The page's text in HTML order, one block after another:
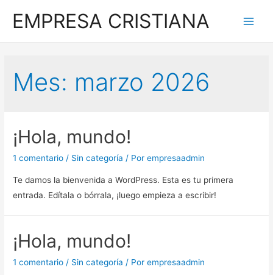
EMPRESA CRISTIANA
Mes: marzo 2026
¡Hola, mundo!
1 comentario / Sin categoría / Porempresaadmin
Te damos la bienvenida a WordPress. Esta es tu primera
entrada. Edítala o bórrala, ¡luego empieza a escribir!
¡Hola, mundo!
1 comentario / Sin categoría / Porempresaadmin